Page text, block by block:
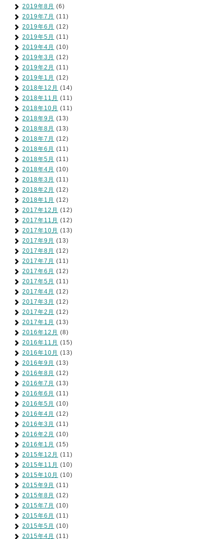
2019年8月 (6)
2019年7月 (11)
2019年6月 (12)
2019年5月 (11)
2019年4月 (10)
2019年3月 (12)
2019年2月 (11)
2019年1月 (12)
2018年12月 (14)
2018年11月 (11)
2018年10月 (11)
2018年9月 (13)
2018年8月 (13)
2018年7月 (12)
2018年6月 (11)
2018年5月 (11)
2018年4月 (10)
2018年3月 (11)
2018年2月 (12)
2018年1月 (12)
2017年12月 (12)
2017年11月 (12)
2017年10月 (13)
2017年9月 (13)
2017年8月 (12)
2017年7月 (11)
2017年6月 (12)
2017年5月 (11)
2017年4月 (12)
2017年3月 (12)
2017年2月 (12)
2017年1月 (13)
2016年12月 (8)
2016年11月 (15)
2016年10月 (13)
2016年9月 (13)
2016年8月 (12)
2016年7月 (13)
2016年6月 (11)
2016年5月 (10)
2016年4月 (12)
2016年3月 (11)
2016年2月 (10)
2016年1月 (15)
2015年12月 (11)
2015年11月 (10)
2015年10月 (10)
2015年9月 (11)
2015年8月 (12)
2015年7月 (10)
2015年6月 (11)
2015年5月 (10)
2015年4月 (11)